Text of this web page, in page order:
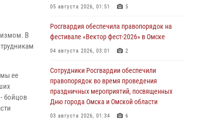
В
мы ее
бойцов
05 августа 2026, 01:51 5
Росгвардия обеспечила правопорядок на
фестивале «Вектор фест-2026» в Омске
04 августа 2026, 03:01 2
Сотрудники Росгвардии обеспечили
правопорядок во время проведения
праздничных мероприятий, посвященных
Дню города Омска и Омской области
03 августа 2026, 01:34 6